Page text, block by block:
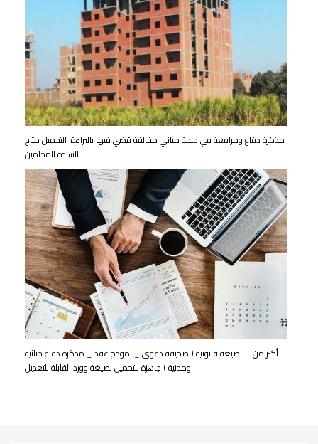
مذكرة دفاع ومرافعة في جنحة مباني مخالفة قضي فيها بالبراءة. التحميل متاح
للسادة المحامين
أكثر من ١٠٠٠ صيغة قانونية ( صحيفة دعوى _ نموذج عقد _ مذكرة دفاع جنائية
ومدنية ) جاهزة للتحميل بصيغة وورد القابلة للتعديل